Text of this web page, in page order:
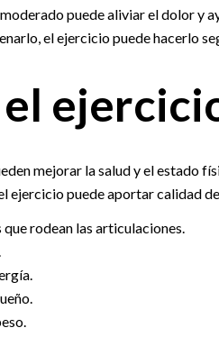
puede aliviar el dolor y
el ejercicio puede hacerlo
mejorar la salud y el estado
ejercicio puede aportar calidad
rodean las articulaciones.